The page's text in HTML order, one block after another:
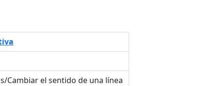
Cambiar el sentido de una línea